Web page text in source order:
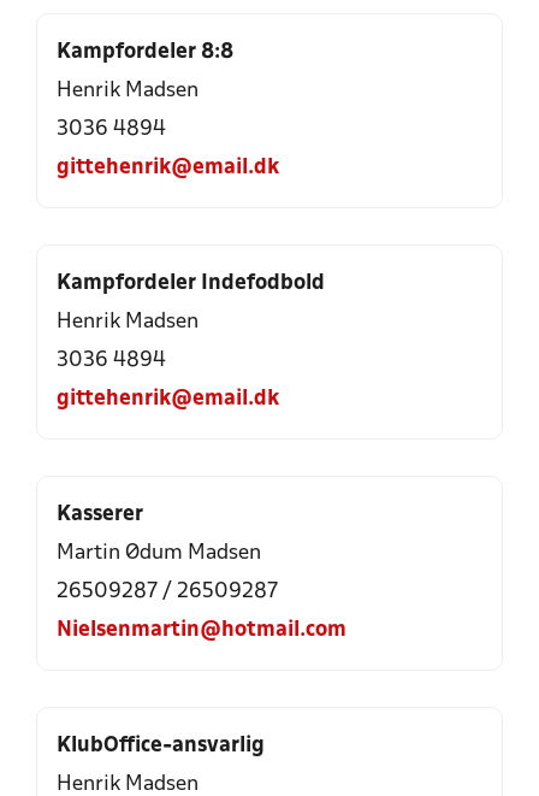
Kampfordeler 8:8
Henrik Madsen
3036 4894
gittehenrik@email.dk
Kampfordeler Indefodbold
Henrik Madsen
3036 4894
gittehenrik@email.dk
Kasserer
Martin Ødum Madsen
26509287 / 26509287
Nielsenmartin@hotmail.com
KlubOffice-ansvarlig
Henrik Madsen